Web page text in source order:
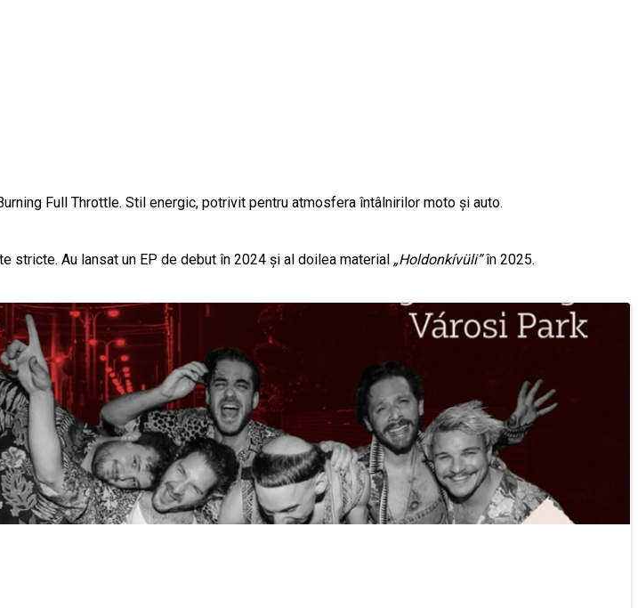
Full Throttle. Stil energic, potrivit pentru atmosfera întâlnirilor moto și auto.
Au lansat un EP de debut în 2024 și al doilea material „Holdonkívüli”în 2025.